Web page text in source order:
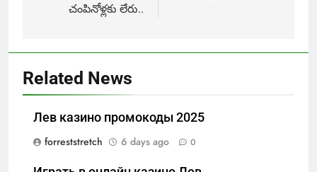
చంపినోళ్లకు లేరు..
Related News
Лев казино промокоды 2025
forreststretch
6 days ago 0